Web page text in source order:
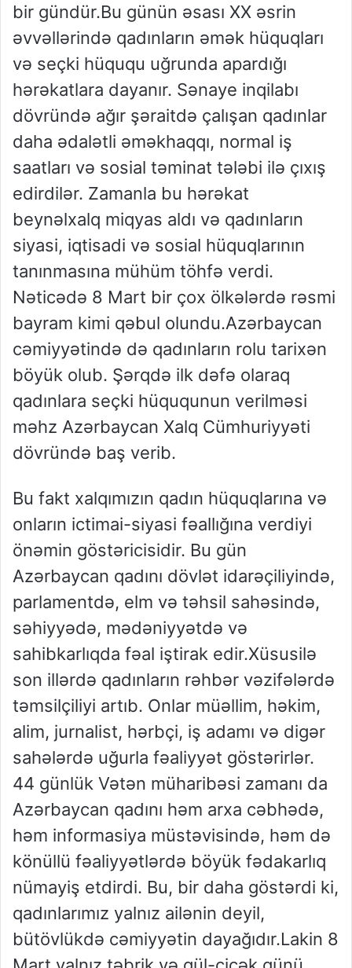
bir gündür.Bu günün əsası XX əsrin
əvvəllərində qadınların əmək hüquqları
və seçki hüququ uğrunda apardığı
hərəkatlara dayanır. Sənaye inqilabı
dövründə ağır şəraitdə çalışan qadınlar
daha ədalətli əməkhaqqı, normal iş
saatları və sosial təminat tələbi ilə çıxış
edirdilər. Zamanla bu hərəkat
beynəlxalq miqyas aldı və qadınların
siyasi, iqtisadi və sosial hüquqlarının
tanınmasına mühüm töhfə verdi.
Nəticədə 8 Mart bir çox ölkələrdə rəsmi
bayram kimi qəbul olundu.Azərbaycan
cəmiyyətində də qadınların rolu tarixən
böyük olub. Şərqdə ilk dəfə olaraq
qadınlara seçki hüququnun verilməsi
məhz Azərbaycan Xalq Cümhuriyyəti
dövründə baş verib.
Bu fakt xalqımızın qadın hüquqlarına və
onların ictimai-siyasi fəallığına verdiyi
önəmin göstəricisidir. Bu gün
Azərbaycan qadını dövlət idarəçiliyində,
parlamentdə, elm və təhsil sahəsində,
səhiyyədə, mədəniyyətdə və
sahibkarlıqda fəal iştirak edir.Xüsusilə
son illərdə qadınların rəhbər vəzifələrdə
təmsilçiliyi artıb. Onlar müəllim, həkim,
alim, jurnalist, hərbçi, iş adamı və digər
sahələrdə uğurla fəaliyyət göstərirlər.
44 günlük Vətən müharibəsi zamanı da
Azərbaycan qadını həm arxa cəbhədə,
həm informasiya müstəvisində, həm də
könüllü fəaliyyətlərdə böyük fədakarlıq
nümayiş etdirdi. Bu, bir daha göstərdi ki,
qadınlarımız yalnız ailənin deyil,
bütövlükdə cəmiyyətin dayağıdır.Lakin 8